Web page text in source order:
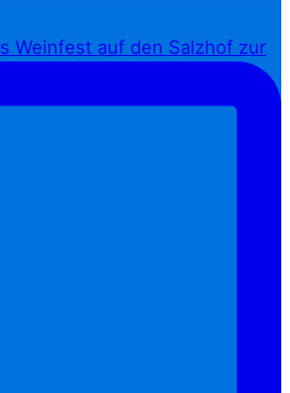
Weinfest auf den Salzhof zur